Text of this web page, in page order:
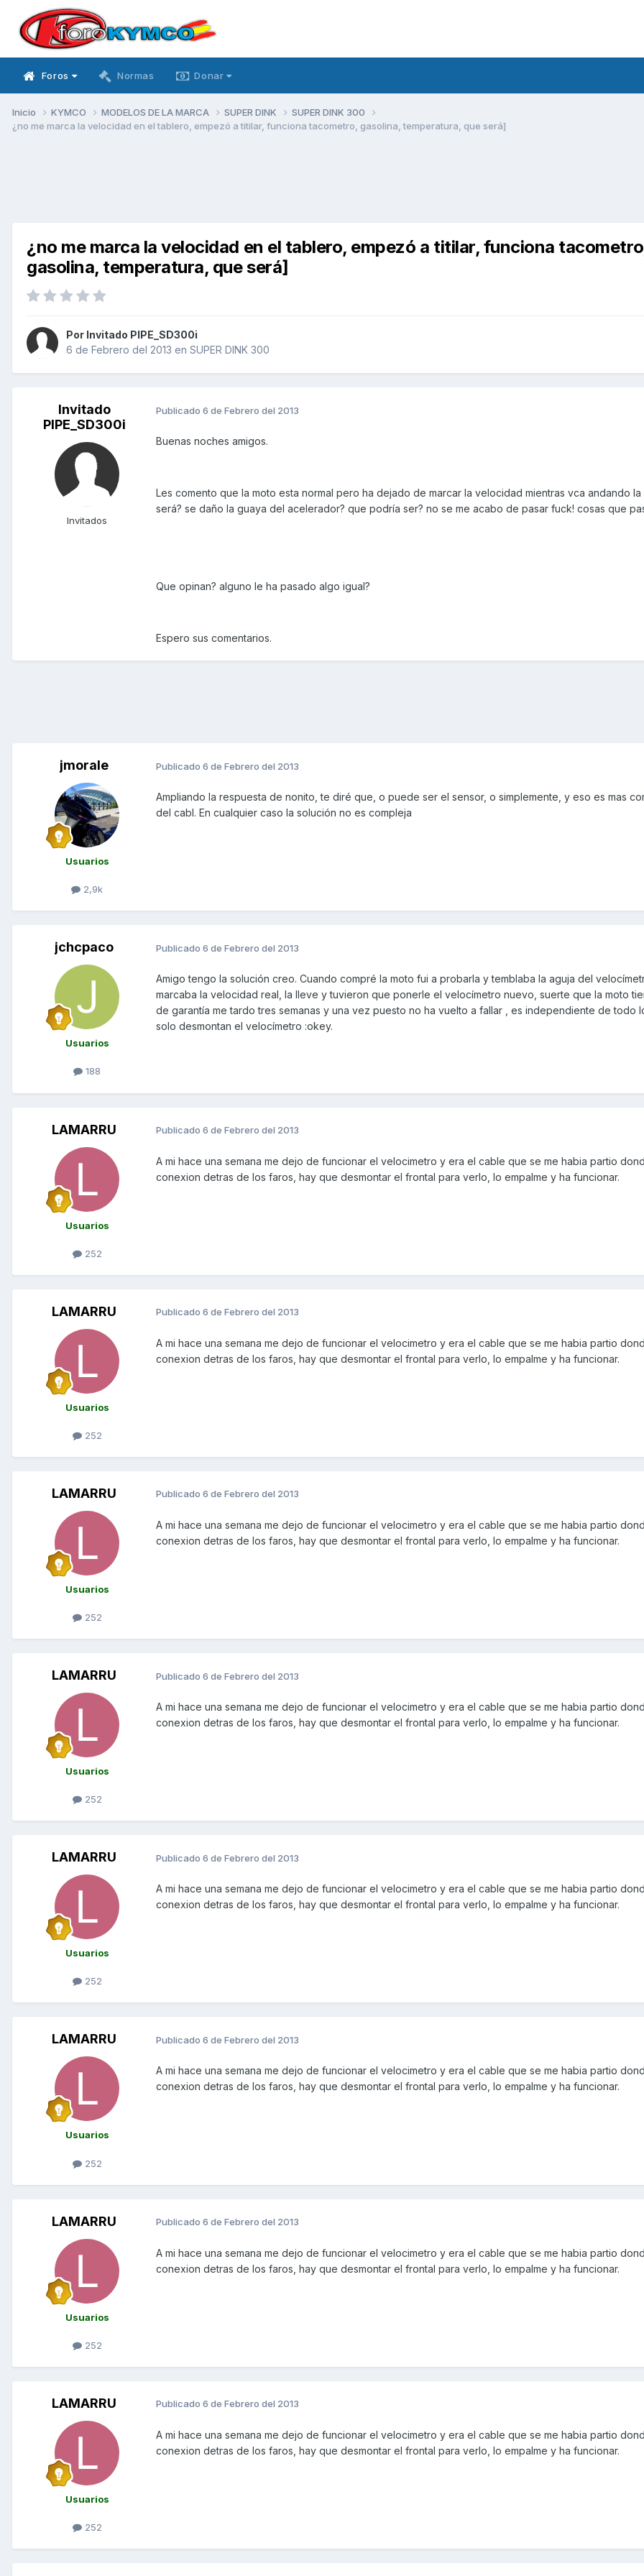
Foros Normas Donar
Inicio KYMCO MODELOS DE LA MARCA SUPER DINK
SUPER DINK 300
¿no me marca la velocidad en el tablero, empezó a titilar, funciona tacometro, gasolina, temperatura, que será]
¿no me marca la velocidad en el tablero, empezó a titilar, funciona
gasolina, temperatura, que será]
Por Invitado PIPE_SD300i
6 de Febrero del 2013 en SUPER DINK 300
Invitado
PIPE_SD300i
Invitados
Publicado 6 de Febrero del 2013
Buenas noches amigos.
Les comento que la moto esta normal pero ha dejado de marcar la velocidad mientras vca andando la
será? se daño la guaya del acelerador? que podría ser? no se me acabo de pasar fuck! cosas que
Que opinan? alguno le ha pasado algo igual?
Espero sus comentarios.
jmorale
Usuarios
2,9k
Publicado 6 de Febrero del 2013
Ampliando la respuesta de nonito, te diré que, o puede ser el sensor, o simplemente, y eso es mas
del cabl. En cualquier caso la solución no es compleja
jchcpaco
Usuarios
188
Publicado 6 de Febrero del 2013
Amigo tengo la solución creo. Cuando compré la moto fui a probarla y temblaba la aguja del
marcaba la velocidad real, la lleve y tuvieron que ponerle el velocímetro nuevo, suerte que la moto
de garantía me tardo tres semanas y una vez puesto no ha vuelto a fallar , es independiente de todo
solo desmontan el velocímetro :okey.
LAMARRU
Usuarios
252
Publicado 6 de Febrero del 2013
A mi hace una semana me dejo de funcionar el velocimetro y era el cable que se me habia partio
conexion detras de los faros, hay que desmontar el frontal para verlo, lo empalme y ha funcionar.
LAMARRU
Usuarios
252
Publicado 6 de Febrero del 2013
A mi hace una semana me dejo de funcionar el velocimetro y era el cable que se me habia partio
conexion detras de los faros, hay que desmontar el frontal para verlo, lo empalme y ha funcionar.
LAMARRU
Usuarios
252
Publicado 6 de Febrero del 2013
A mi hace una semana me dejo de funcionar el velocimetro y era el cable que se me habia partio
conexion detras de los faros, hay que desmontar el frontal para verlo, lo empalme y ha funcionar.
LAMARRU
Usuarios
252
Publicado 6 de Febrero del 2013
A mi hace una semana me dejo de funcionar el velocimetro y era el cable que se me habia partio
conexion detras de los faros, hay que desmontar el frontal para verlo, lo empalme y ha funcionar.
LAMARRU
Usuarios
252
Publicado 6 de Febrero del 2013
A mi hace una semana me dejo de funcionar el velocimetro y era el cable que se me habia partio
conexion detras de los faros, hay que desmontar el frontal para verlo, lo empalme y ha funcionar.
LAMARRU
Usuarios
252
Publicado 6 de Febrero del 2013
A mi hace una semana me dejo de funcionar el velocimetro y era el cable que se me habia partio
conexion detras de los faros, hay que desmontar el frontal para verlo, lo empalme y ha funcionar.
LAMARRU
Usuarios
252
Publicado 6 de Febrero del 2013
A mi hace una semana me dejo de funcionar el velocimetro y era el cable que se me habia partio
conexion detras de los faros, hay que desmontar el frontal para verlo, lo empalme y ha funcionar.
LAMARRU
Usuarios
252
Publicado 6 de Febrero del 2013
A mi hace una semana me dejo de funcionar el velocimetro y era el cable que se me habia partio
conexion detras de los faros, hay que desmontar el frontal para verlo, lo empalme y ha funcionar.